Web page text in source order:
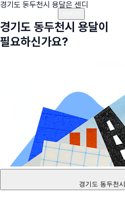
경기도 동두천시 용달은 센디
경기도 동두천시 용달이
필요하신가요?
경기도 동두천시